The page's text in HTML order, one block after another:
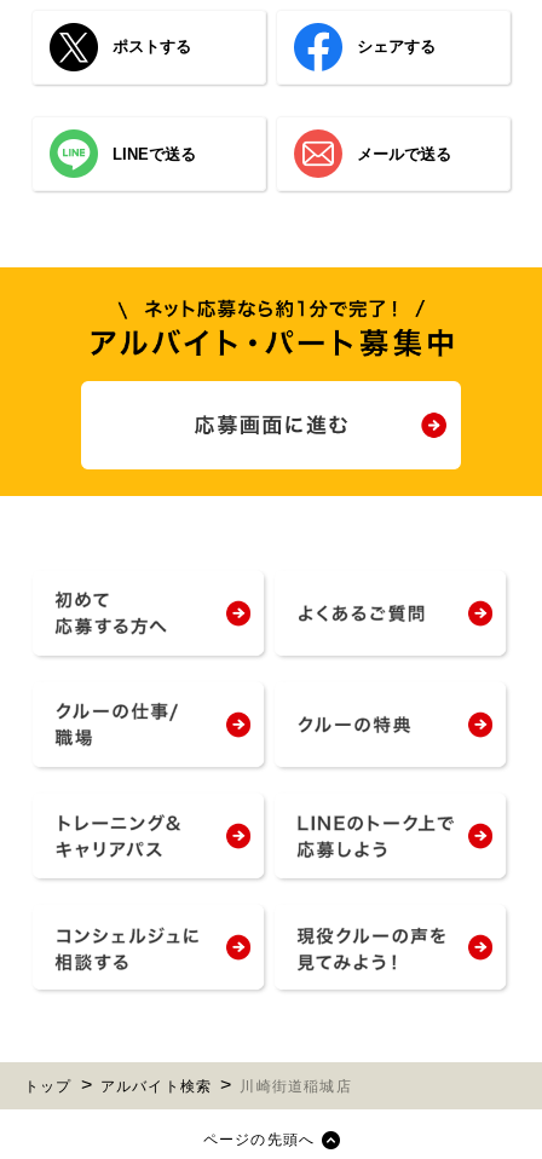
ポストする シェアする
LINEで送る メールで送る
トップ アルバイト検索 川崎街道稲城店
ページの先頭へ